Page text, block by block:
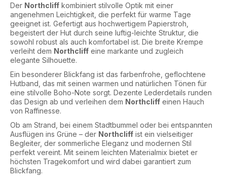
Der Northcliff kombiniert stilvolle Optik mit einer
angenehmen Leichtigkeit, die perfekt für warme Tage
geeignet ist. Gefertigt aus hochwertigem Papierstroh,
begeistert der Hut durch seine luftig-leichte Struktur, die
sowohl robust als auch komfortabel ist. Die breite Krempe
verleiht dem Northcliff eine markante und zugleich
elegante Silhouette.
Ein besonderer Blickfang ist das farbenfrohe, geflochtene
Hutband, das mit seinen warmen und natürlichen Tönen für
eine stilvolle Boho-Note sorgt. Dezente Lederdetails runden
das Design ab und verleihen dem Northcliff einen Hauch
von Raffinesse.
Ob am Strand, bei einem Stadtbummel oder bei entspannten
Ausflügen ins Grüne – der Northcliff ist ein vielseitiger
Begleiter, der sommerliche Eleganz und modernen Stil
perfekt vereint. Mit seinem leichten Materialmix bietet er
höchsten Tragekomfort und wird dabei garantiert zum
Blickfang.